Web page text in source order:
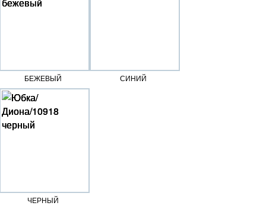
БЕЖЕВЫЙ СИНИЙ
ЧЕРНЫЙ